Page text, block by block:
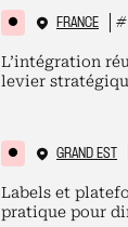
FRANCE #
L’intégration
levier
GRAND EST
Labels et
pratique pour